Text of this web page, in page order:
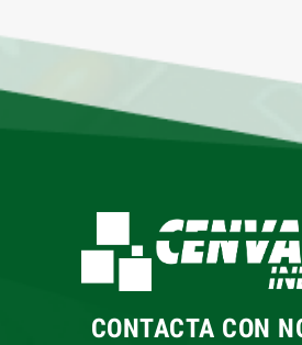
CONTACTA CON